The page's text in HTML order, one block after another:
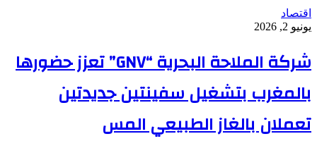
اقتصاد
يونيو 2, 2026
شركة الملاحة البحرية “GNV” تعزز حضورها
بالمغرب بتشغيل سفينتين جديدتين
تعملان بالغاز الطبيعي المس